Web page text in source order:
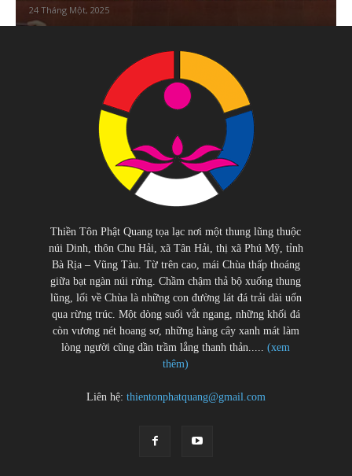
24 Tháng Một, 2025
Thiền Tôn Phật Quang tọa lạc nơi một thung lũng thuộc
núi Dinh, thôn Chu Hải, xã Tân Hải, thị xã Phú Mỹ, tỉnh
Bà Rịa – Vũng Tàu. Từ trên cao, mái Chùa thấp thoáng
giữa bạt ngàn núi rừng. Chầm chậm thả bộ xuống thung
lũng, lối về Chùa là những con đường lát đá trải dài uốn
qua rừng trúc. Một dòng suối vắt ngang, những khối đá
còn vương nét hoang sơ, những hàng cây xanh mát làm
lòng người cũng dần trầm lắng thanh thản.....(xem
thêm)
Liên hệ: thientonphatquang@gmail.com